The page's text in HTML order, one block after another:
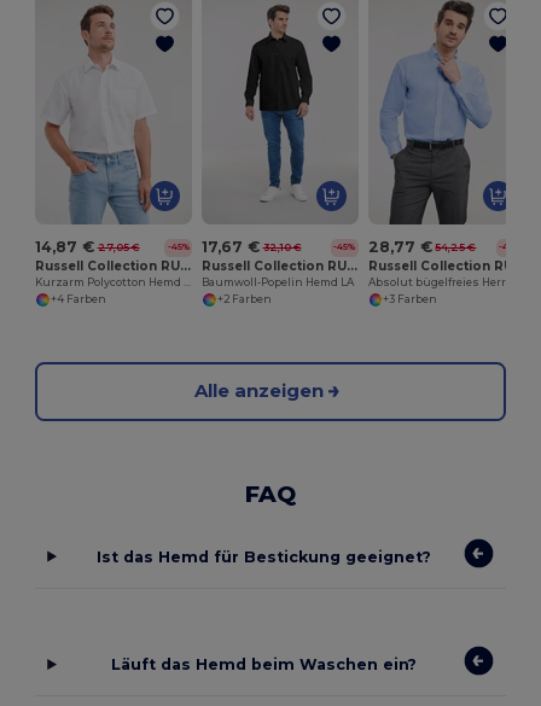
14,87 € 27,05 € -45%
Russell Collection RU935M
+4 Farben
17,67 € 32,10 € -45%
Russell Collection RU936M
Baumwoll-Popelin Hemd LA
+2 Farben
28,77 € 54,25 € -47%
+3 Farben
Alle anzeigen
FAQ
Ist das Hemd für Bestickung geeignet?
Läuft das Hemd beim Waschen ein?